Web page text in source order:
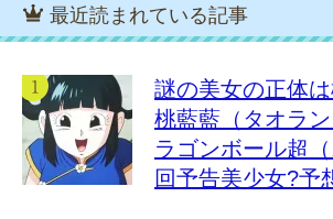
最近読まれている記事
謎の美女の正体は
桃藍藍（タオラ
ラゴンボール超
回予告美少女?予